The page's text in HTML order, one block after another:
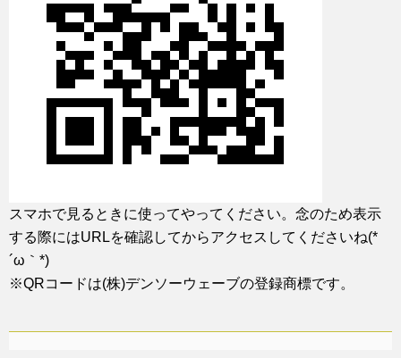
スマホで見るときに使ってやってください。念のため表示
する際にはURLを確認してからアクセスしてくださいね(*
´ω｀*)
※QRコードは(株)デンソーウェーブの登録商標です。